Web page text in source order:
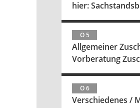
hier:
Ö 5
Allgemeiner
Vorberatung
Ö 6
Verschiedenes /